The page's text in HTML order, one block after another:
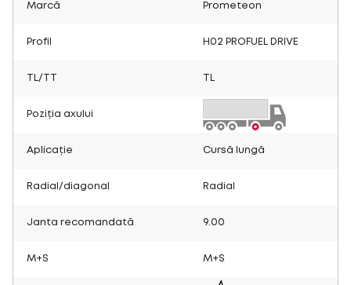
Marcă Prometeon
Profil H02 PROFUEL DRIVE
TL/TT
Poziția axului
Aplicație Cursă lungă
Radial/diagonal Radial
Janta recomandată 9.00
M+S M+S